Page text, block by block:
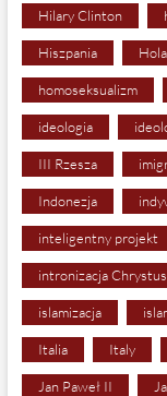
Hilary Clinton
Hiszpania
homoseksualizm
ideologia
III Rzesza
Indonezja
inteligentny projekt
intronizacja
islamizacja
Italia Italy
Jan Paweł II